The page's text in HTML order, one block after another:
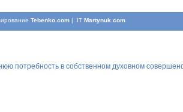
Tebenko.com | ITMartynuk.com
потребность в собственном духовном